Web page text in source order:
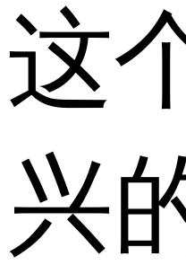
这
兴